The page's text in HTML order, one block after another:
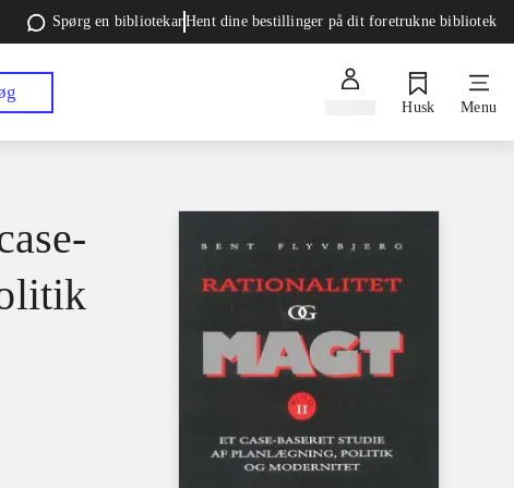
Spørg en bibliotekarHent dine bestillinger på dit foretrukne bibliotek
Husk Menu